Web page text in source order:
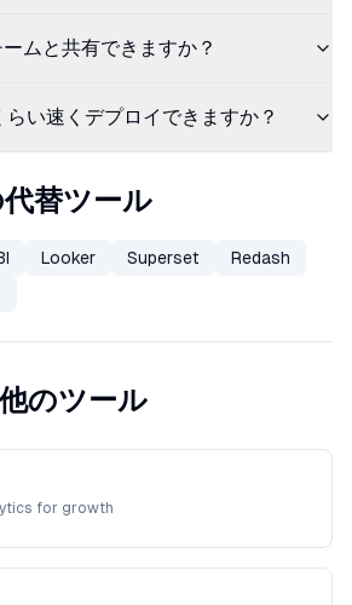
ムと共有できますか？
い速くデプロイできますか？
替ツール
Looker Superset
Redash
のツール
for growth